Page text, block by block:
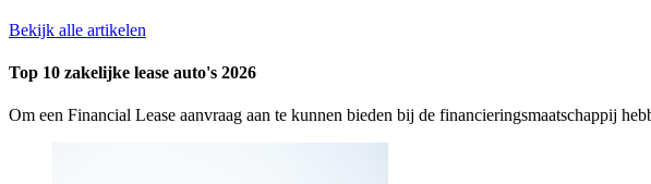
Bekijk alle artikelen
Top 10 zakelijke lease auto's 2026
Om een Financial Lease aanvraag aan te kunnen bieden bij de financieringsmaatschappij